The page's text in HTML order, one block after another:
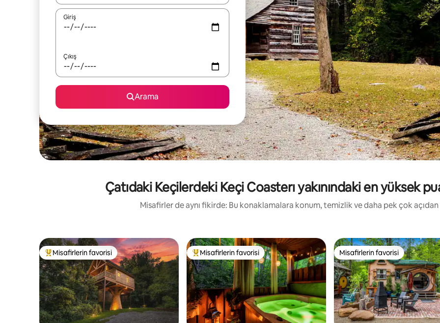
Giriş
Çıkış
Arama
Çatıdaki Keçilerdeki Keçi Coasterı yakınındaki en yüksek
Misafirler de aynı fikirde: Bu konaklamalara konum, temizlik ve daha pek çok
Misafirlerin favorilerinden en beğenilenler arasında
Misafirlerin favorisi Misafirlerin favorilerinden en beğenilenler arasında
Misafirlerin favorisi Misafirlerin favorisi
Misafirlerin favorisi